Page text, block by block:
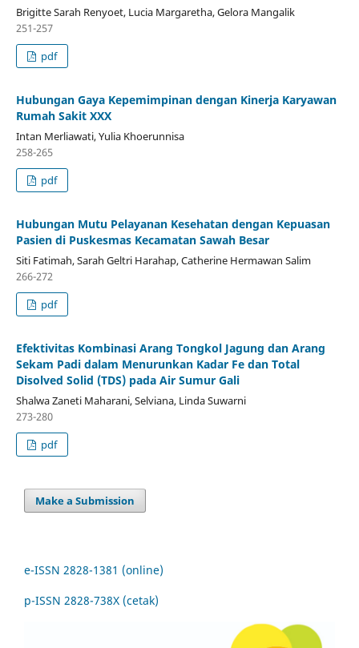
Brigitte Sarah Renyoet, Lucia Margaretha, Gelora Mangalik
251-257
pdf
Hubungan Gaya Kepemimpinan dengan Kinerja Karyawan
Rumah Sakit XXX
Intan Merliawati, Yulia Khoerunnisa
258-265
pdf
Hubungan Mutu Pelayanan Kesehatan dengan Kepuasan
Pasien di Puskesmas Kecamatan Sawah Besar
Siti Fatimah, Sarah Geltri Harahap, Catherine Hermawan Salim
266-272
pdf
Efektivitas Kombinasi Arang Tongkol Jagung dan Arang
Sekam Padi dalam Menurunkan Kadar Fe dan Total
Disolved Solid (TDS) pada Air Sumur Gali
Shalwa Zaneti Maharani, Selviana, Linda Suwarni
273-280
pdf
Make a Submission
e-ISSN 2828-1381 (online)
p-ISSN 2828-738X (cetak)